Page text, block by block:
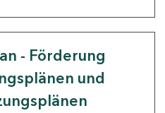
- Förderung
und